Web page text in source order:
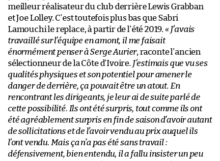
meilleur réalisateur du club derrière Lewis Grabban
et Joe Lolley. C’est toutefois plus bas que Sabri
Lamouchi le replace, à partir de l’été 2019. « J’avais
travaillé sur l’équipe en amont, il me faisait
énormément penser à Serge Aurier, raconte l’ancien
sélectionneur de la Côte d’Ivoire. J’estimais que vu ses
qualités physiques et son potentiel pour amener le
danger de derrière, ça pouvait être un atout. En
rencontrant les dirigeants, je leur ai de suite parlé de
cette possibilité. Ils ont été surpris, tout comme ils ont
été agréablement surpris en fin de saison d’avoir autant
de sollicitations et de l’avoir vendu au prix auquel ils
l’ont vendu. Mais ça n’a pas été sans travail :
défensivement, bien entendu, il a fallu insister un peu